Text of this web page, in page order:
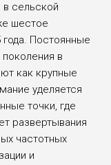
в сельской
шестое
Постоянные
в
как крупные
уделяется
точки, где
развертывания
частотных
и